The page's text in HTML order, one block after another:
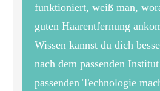
funktioniert, weiß man,
guten Haarentfernung
Wissen kannst du dich
nach dem passenden
passenden Technologie